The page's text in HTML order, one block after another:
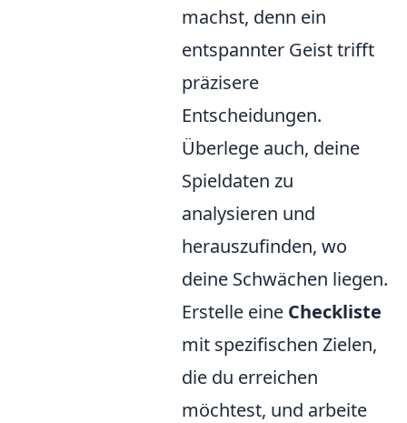
machst, denn ein
entspannter Geist trifft
präzisere
Entscheidungen.
Überlege auch, deine
Spieldaten zu
analysieren und
herauszufinden, wo
deine Schwächen liegen.
Erstelle eine Checkliste
mit spezifischen Zielen,
die du erreichen
möchtest, und arbeite